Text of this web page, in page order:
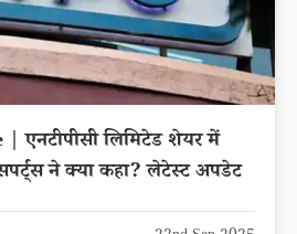
एनटीपीसी लिमिटेड शेयर में
ने क्या कहा? लेटेस्ट अपडेट